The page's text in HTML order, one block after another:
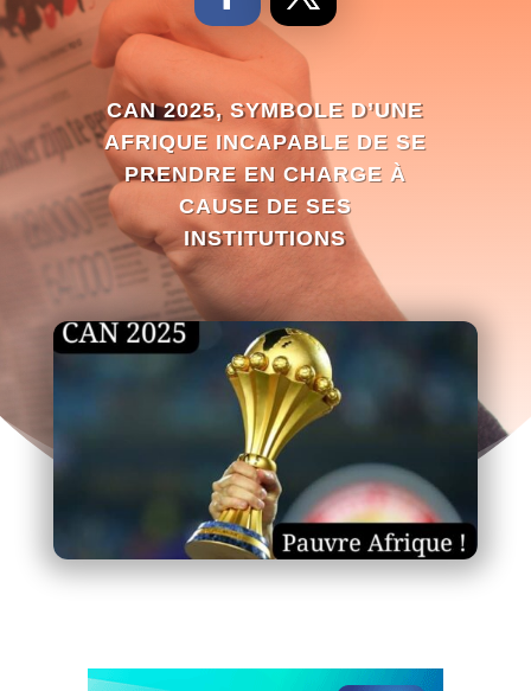
CAN 2025, SYMBOLE D’UNE
AFRIQUE INCAPABLE DE SE
PRENDRE EN CHARGE À
CAUSE DE SES
INSTITUTIONS